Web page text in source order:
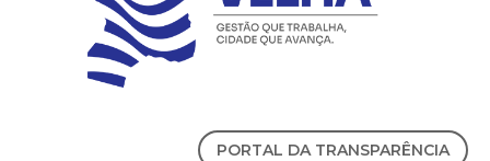
PORTAL DA TRANSPARÊNCIA